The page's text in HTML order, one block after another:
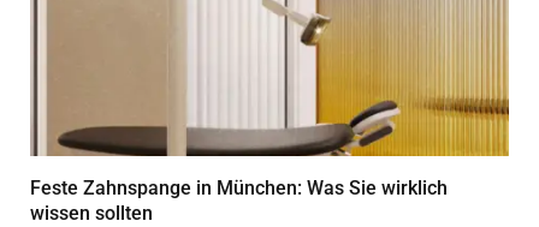
Feste Zahnspange in München: Was Sie wirklich
wissen sollten